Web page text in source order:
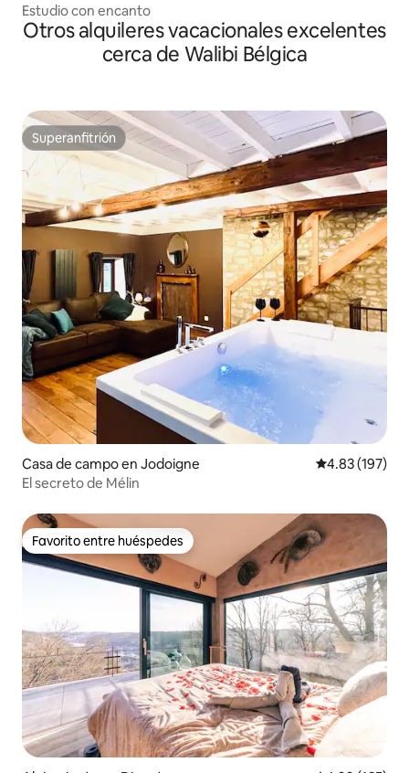
Estudio con encanto
Otros alquileres vacacionales excelentes
cerca de Walibi Bélgica
Superanfitrión
Superanfitrión
Casa de campo en Jodoigne Calificación
4.83 (197)
El secreto de Mélin
Favorito entre huéspedes
Favorito entre huéspedes